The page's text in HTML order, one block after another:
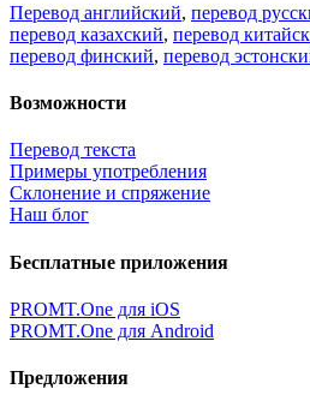
Перевод английский, перевод
перевод казахский, перевод
перевод финский, перевод
Возможности
Перевод текста
Примеры употребления
Склонение и спряжение
Наш блог
Бесплатные приложения
PROMT.One для iOS
PROMT.One для Android
Предложения